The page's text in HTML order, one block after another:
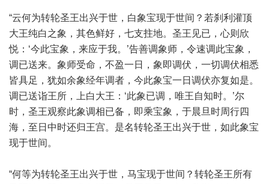
“云何为转轮圣王出兴于世，白象宝现于世间？若刹利灌顶
大王纯白之象，其色鲜好，七支拄地。圣王见已，心则欣
悦：‘今此宝象，来应于我。’告善调象师，令速调此宝象，
调已送来。象师受命，不盈一日，象即调伏，一切调伏相悉
皆具足，犹如余象经年调者，今此象宝一日调伏亦复如是。
调已送诣王所，上白大王：‘此象已调，唯王自知时。’尔
时，圣王观察此象调相已备，即乘宝象，于晨旦时周行四
海，至日中时还归王宫。是名转轮圣王出兴于世，如此象宝
现于世间。
“何等为转轮圣王出兴于世，马宝现于世间？转轮圣王所有